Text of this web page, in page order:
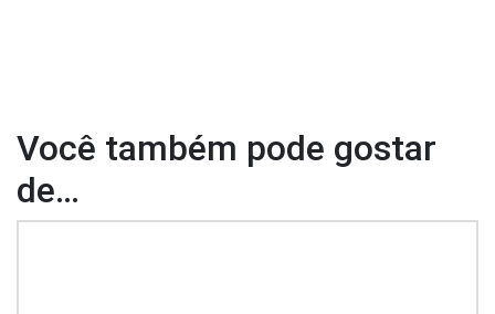
Você também pode gostar
de…